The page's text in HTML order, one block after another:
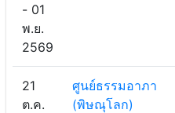
- 01
พ.ย.
2569
21
ต.ค.
ศูนย์ธรรมอาภา
(พิษณุโลก)